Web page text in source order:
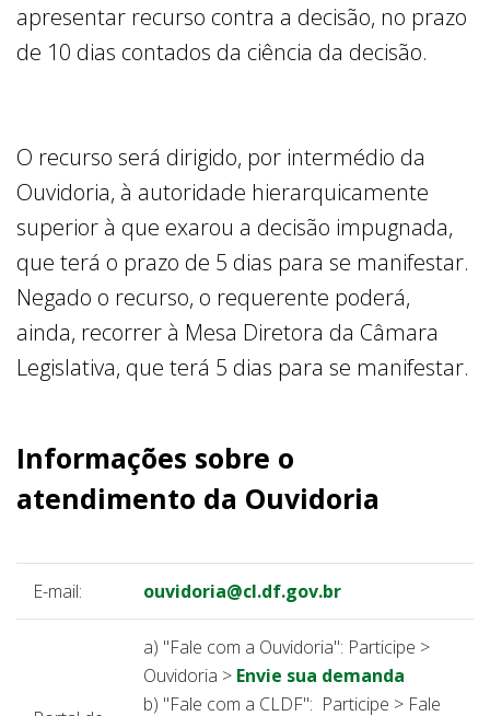
apresentar recurso contra a decisão, no prazo
de 10 dias contados da ciência da decisão.
O recurso será dirigido, por intermédio da
Ouvidoria, à autoridade hierarquicamente
superior à que exarou a decisão impugnada,
que terá o prazo de 5 dias para se manifestar.
Negado o recurso, o requerente poderá,
ainda, recorrer à Mesa Diretora da Câmara
Legislativa, que terá 5 dias para se manifestar.
Informações sobre o
atendimento da Ouvidoria
E-mail: ouvidoria@cl.df.gov.br
a) "Fale com a Ouvidoria": Participe >
Ouvidoria > Envie sua demanda
b) "Fale com a CLDF": Participe > Fale